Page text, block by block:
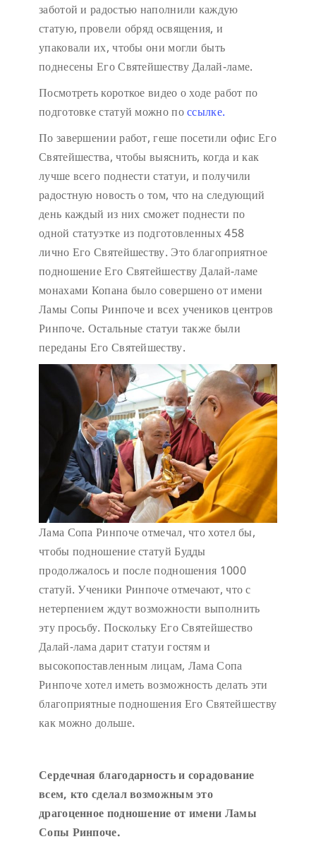
заботой и радостью наполнили каждую
статую, провели обряд освящения, и
упаковали их, чтобы они могли быть
поднесены Его Святейшеству Далай-ламе.
Посмотреть короткое видео о ходе работ по
подготовке статуй можно поссылке.
По завершении работ, геше посетили офис Его
Святейшества, чтобы выяснить, когда и как
лучше всего поднести статуи, и получили
радостную новость о том, что на следующий
день каждый из них сможет поднести по
одной статуэтке из подготовленных 458
лично Его Святейшеству. Это благоприятное
подношение Его Святейшеству Далай-ламе
монахами Копана было совершено от имени
Ламы Сопы Ринпоче и всех учеников центров
Ринпоче. Остальные статуи также были
переданы Его Святейшеству.
Лама Сопа Ринпоче отмечал, что хотел бы,
чтобы подношение статуй Будды
продолжалось и после подношения 1000
статуй. Ученики Ринпоче отмечают, что с
нетерпением ждут возможности выполнить
эту просьбу. Поскольку Его Святейшество
Далай-лама дарит статуи гостям и
высокопоставленным лицам, Лама Сопа
Ринпоче хотел иметь возможность делать эти
благоприятные подношения Его Святейшеству
как можно дольше.
Сердечная благодарность и сорадование
всем, кто сделал возможным это
драгоценное подношение от имени Ламы
Сопы Ринпоче.